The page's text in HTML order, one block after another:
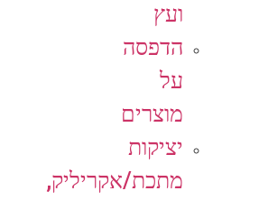
ועץ
הדפסה
על
מוצרים
יציקות
מתכת/אקריליק,